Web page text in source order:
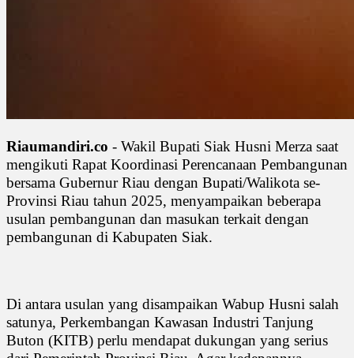
Riaumandiri.co - Wakil Bupati Siak Husni Merza saat
mengikuti Rapat Koordinasi Perencanaan Pembangunan
bersama Gubernur Riau dengan Bupati/Walikota se-
Provinsi Riau tahun 2025, menyampaikan beberapa
usulan pembangunan dan masukan terkait dengan
pembangunan di Kabupaten Siak.
Di antara usulan yang disampaikan Wabup Husni salah
satunya, Perkembangan Kawasan Industri Tanjung
Buton (KITB) perlu mendapat dukungan yang serius